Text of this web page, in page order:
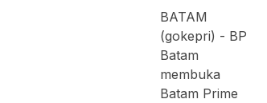
BATAM
(gokepri) - BP
Batam
membuka
Batam Prime